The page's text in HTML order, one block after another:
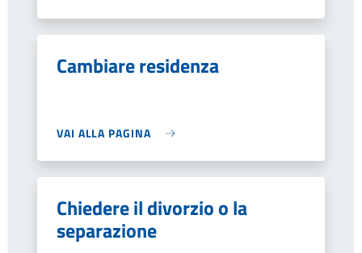
Cambiare residenza
VAI ALLA PAGINA
Chiedere il divorzio o la
separazione